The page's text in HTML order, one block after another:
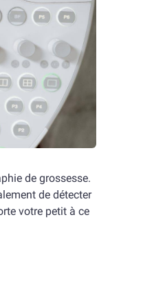
de grossesse.
de détecter
votre petit à ce